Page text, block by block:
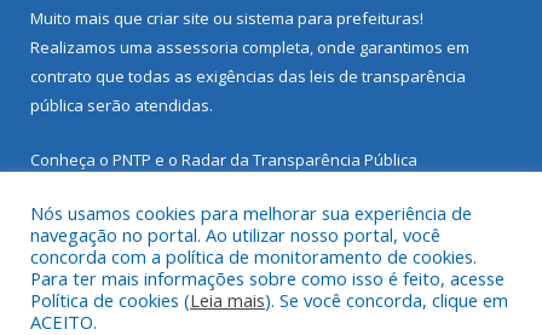
Muito mais que criar site ou sistema para prefeituras!
Realizamos uma assessoria completa, onde garantimos em
contrato que todas as exigências das leis de transparência
pública serão atendidas.
Conheça o PNTP e o Radar da Transparência Pública
Todos os direitos reservados a Prefeitura Municipal de Santarém
Novo.
Nós usamos cookies para melhorar sua experiência de
navegação no portal. Ao utilizar nosso portal, você
concorda com a política de monitoramento de cookies.
Para ter mais informações sobre como isso é feito, acesse
Política de cookies (Leia mais). Se você concorda, clique em
ACEITO.